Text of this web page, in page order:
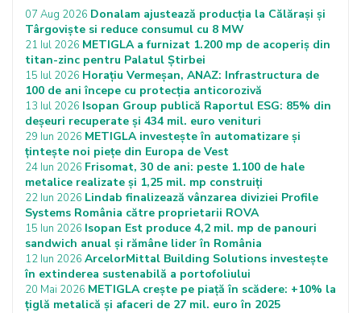
07 Aug 2026 Donalam ajustează producția la Călărași și
Târgoviște si reduce consumul cu 8 MW
21 Iul 2026 METIGLA a furnizat 1.200 mp de acoperiș din
titan-zinc pentru Palatul Știrbei
15 Iul 2026 Horațiu Vermeșan, ANAZ: Infrastructura de
100 de ani începe cu protecția anticorozivă
13 Iul 2026 Isopan Group publică Raportul ESG: 85% din
deșeuri recuperate și 434 mil. euro venituri
29 Iun 2026 METIGLA investește în automatizare și
țintește noi piețe din Europa de Vest
24 Iun 2026 Frisomat, 30 de ani: peste 1.100 de hale
metalice realizate și 1,25 mil. mp construiți
22 Iun 2026 Lindab finalizează vânzarea diviziei Profile
Systems România către proprietarii ROVA
15 Iun 2026 Isopan Est produce 4,2 mil. mp de panouri
sandwich anual și rămâne lider în România
12 Iun 2026 ArcelorMittal Building Solutions investește
în extinderea sustenabilă a portofoliului
20 Mai 2026 METIGLA crește pe piață în scădere: +10% la
țiglă metalică și afaceri de 27 mil. euro în 2025